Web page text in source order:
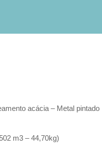
acácia – Metal pintado
m3 – 44,70kg)